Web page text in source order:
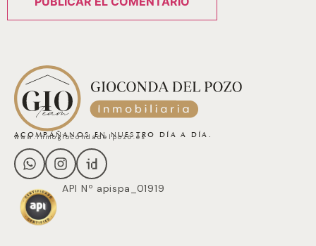
ACOMPÁÑANOS EN NUESTRO DÍA A DÍA.
www.inmogiocondadelpozo.es
API Nº apispa_01919